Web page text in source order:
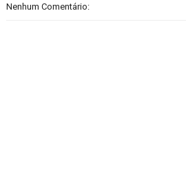
Nenhum Comentário: